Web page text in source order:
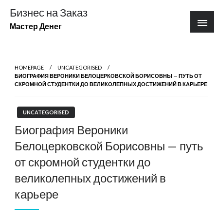
содержимому
Бизнес на Заказ
Мастер Денег
HOMEPAGE
UNCATEGORISED
БИОГРАФИЯ ВЕРОНИКИ БЕЛОЦЕРКОВСКОЙ БОРИСОВНЫ — ПУТЬ ОТ
СКРОМНОЙ СТУДЕНТКИ ДО ВЕЛИКОЛЕПНЫХ ДОСТИЖЕНИЙ В КАРЬЕРЕ
UNCATEGORISED
Биография Вероники
Белоцерковской Борисовны — путь
от скромной студентки до
великолепных достижений в
карьере